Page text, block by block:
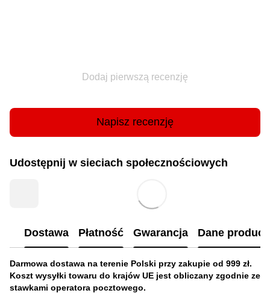
Dodaj pierwszą recenzję
Napisz recenzję
Udostępnij w sieciach społecznościowych
Dostawa Płatność Gwarancja Dane
Darmowa dostawa na terenie Polski przy zakupie od 999 zł.
Koszt wysyłki towaru do krajów UE jest obliczany zgodnie ze
stawkami operatora pocztowego.